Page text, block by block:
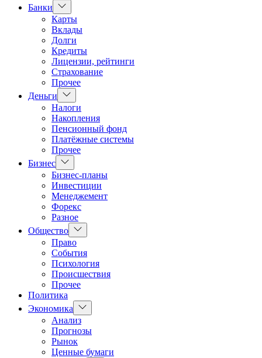
Банки
Показать
подменю
Карты
Вклады
Долги
Кредиты
Лицензии, рейтинги
Страхование
Прочее
Деньги
Показать
подменю
Налоги
Накопления
Пенсионный фонд
Платёжные системы
Прочее
Бизнес Показать
подменю
Бизнес-планы
Инвестиции
Менеджемент
Форекс
Разное
Общество Показать
подменю
Право
События
Психология
Происшествия
Прочее
Политика
Экономика
Показать
подменю
Анализ
Прогнозы
Рынок
Ценные бумаги